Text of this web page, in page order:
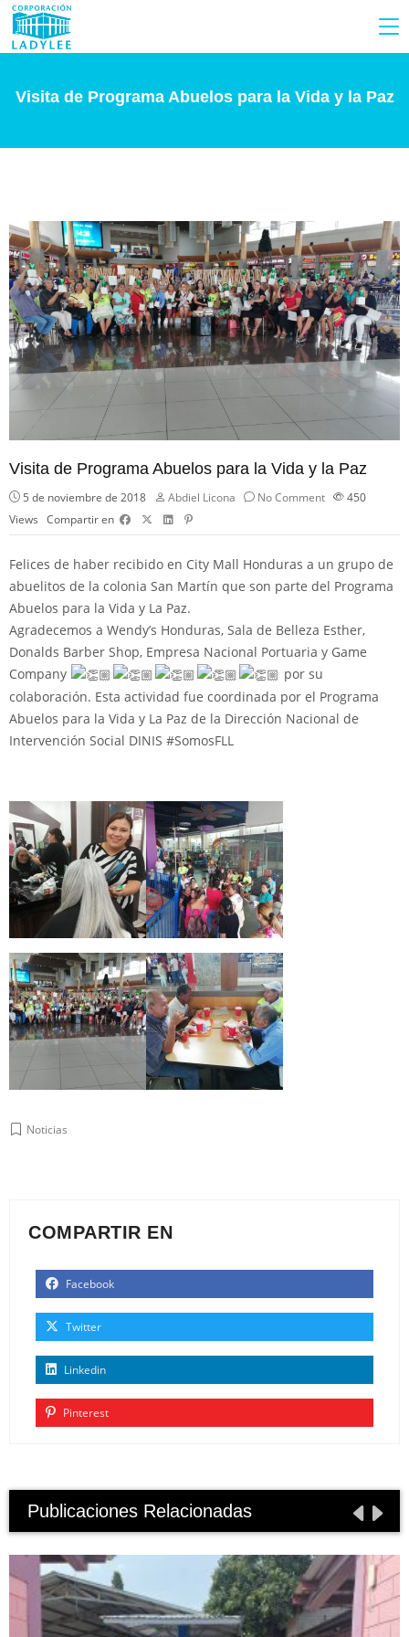
Visita de Programa Abuelos para la Vida y la Paz
Visita de Programa Abuelos para la Vida y la Paz
5 de noviembre de 2018 Abdiel Licona No Comment
450
Views Compartir en
Felices de haber recibido en City Mall Honduras a un grupo de
abuelitos de la colonia San Martín que son parte del Programa
Abuelos para la Vida y La Paz.
Agradecemos a Wendy’s Honduras, Sala de Belleza Esther,
Donalds Barber Shop, Empresa Nacional Portuaria y Game
Company
por su
colaboración. Esta actividad fue coordinada por el Programa
Abuelos para la Vida y La Paz de la Dirección Nacional de
Intervención Social DINIS #SomosFLL
Noticias
COMPARTIR EN
Facebook
Twitter
Linkedin
Pinterest
Publicaciones Relacionadas